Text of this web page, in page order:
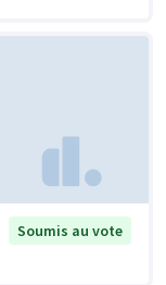
Soumis au vote